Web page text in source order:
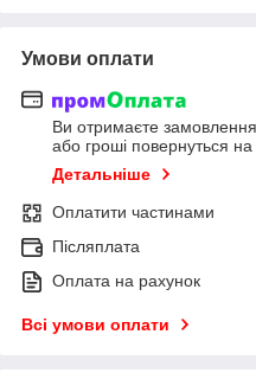
Умови оплати
Ви отримаєте замовлення
або гроші повернуться
Детальніше
Оплатити частинами
Післяплата
Оплата на рахунок
Всі умови оплати